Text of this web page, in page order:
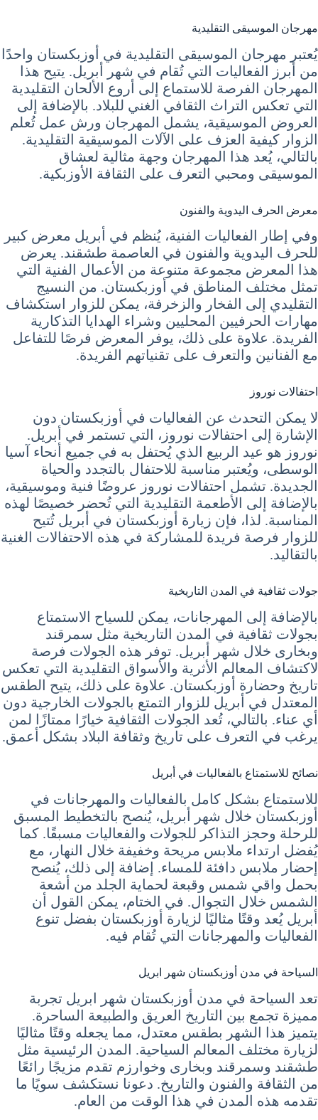
مهرجان الموسيقى التقليدية
يُعتبر مهرجان الموسيقى التقليدية في أوزبكستان واحدًا
من أبرز الفعاليات التي تُقام في شهر أبريل. يتيح هذا
المهرجان الفرصة للاستماع إلى أروع الألحان التقليدية
التي تعكس التراث الثقافي الغني للبلاد. بالإضافة إلى
العروض الموسيقية، يشمل المهرجان ورش عمل تُعلم
الزوار كيفية العزف على الآلات الموسيقية التقليدية.
بالتالي، يُعد هذا المهرجان وجهة مثالية لعشاق
الموسيقى ومحبي التعرف على الثقافة الأوزبكية.
معرض الحرف اليدوية والفنون
وفي إطار الفعاليات الفنية، يُنظم في أبريل معرض كبير
للحرف اليدوية والفنون في العاصمة طشقند. يعرض
هذا المعرض مجموعة متنوعة من الأعمال الفنية التي
تمثل مختلف المناطق في أوزبكستان. من النسيج
التقليدي إلى الفخار والزخرفة، يمكن للزوار استكشاف
مهارات الحرفيين المحليين وشراء الهدايا التذكارية
الفريدة. علاوة على ذلك، يوفر المعرض فرصًا للتفاعل
مع الفنانين والتعرف على تقنياتهم الفريدة.
احتفالات نوروز
لا يمكن التحدث عن الفعاليات في أوزبكستان دون
الإشارة إلى احتفالات نوروز، التي تستمر في أبريل.
نوروز هو عيد الربيع الذي يُحتفل به في جميع أنحاء آسيا
الوسطى، ويُعتبر مناسبة للاحتفال بالتجدد والحياة
الجديدة. تشمل احتفالات نوروز عروضًا فنية وموسيقية،
بالإضافة إلى الأطعمة التقليدية التي تُحضر خصيصًا لهذه
المناسبة. لذا، فإن زيارة أوزبكستان في أبريل تُتيح
للزوار فرصة فريدة للمشاركة في هذه الاحتفالات الغنية
بالتقاليد.
جولات ثقافية في المدن التاريخية
بالإضافة إلى المهرجانات، يمكن للسياح الاستمتاع
بجولات ثقافية في المدن التاريخية مثل سمرقند
وبخارى خلال شهر أبريل. توفر هذه الجولات فرصة
لاكتشاف المعالم الأثرية والأسواق التقليدية التي تعكس
تاريخ وحضارة أوزبكستان. علاوة على ذلك، يتيح الطقس
المعتدل في أبريل للزوار التمتع بالجولات الخارجية دون
أي عناء. بالتالي، تُعد الجولات الثقافية خيارًا ممتازًا لمن
يرغب في التعرف على تاريخ وثقافة البلاد بشكل أعمق.
نصائح للاستمتاع بالفعاليات في أبريل
للاستمتاع بشكل كامل بالفعاليات والمهرجانات في
أوزبكستان خلال شهر أبريل، يُنصح بالتخطيط المسبق
للرحلة وحجز التذاكر للجولات والفعاليات مسبقًا. كما
يُفضل ارتداء ملابس مريحة وخفيفة خلال النهار، مع
إحضار ملابس دافئة للمساء. إضافة إلى ذلك، يُنصح
بحمل واقي شمس وقبعة لحماية الجلد من أشعة
الشمس خلال التجوال. في الختام، يمكن القول أن
أبريل يُعد وقتًا مثاليًا لزيارة أوزبكستان بفضل تنوع
الفعاليات والمهرجانات التي تُقام فيه.
السياحة في مدن أوزبكستان شهر ابريل
تعد السياحة في مدن أوزبكستان شهر ابريل تجربة
مميزة تجمع بين التاريخ العريق والطبيعة الساحرة.
يتميز هذا الشهر بطقس معتدل، مما يجعله وقتًا مثاليًا
لزيارة مختلف المعالم السياحية. المدن الرئيسية مثل
طشقند وسمرقند وبخارى وخوارزم تقدم مزيجًا رائعًا
من الثقافة والفنون والتاريخ. دعونا نستكشف سويًا ما
تقدمه هذه المدن في هذا الوقت من العام.